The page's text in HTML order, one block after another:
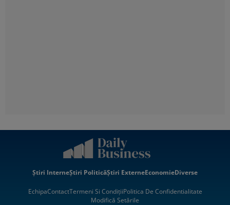
Știri InterneȘtiri PoliticăȘtiri ExterneEconomieDiverse
EchipaContactTermeni Si CondițiiPolitica De Confidentialitate
Modifică Setările